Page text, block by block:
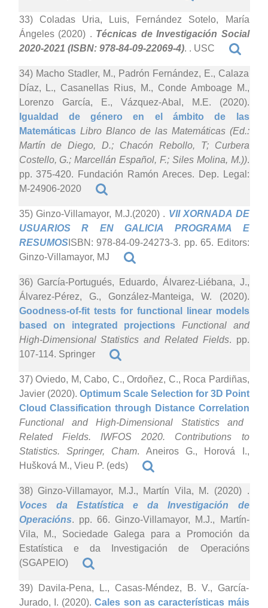
33) Coladas Uria, Luis, Fernández Sotelo, María
Ángeles (2020) . Técnicas de Investigación Social
2020-2021 (ISBN: 978-84-09-22069-4). . USC
34) Macho Stadler, M., Padrón Fernández, E., Calaza
Díaz, L., Casanellas Rius, M., Conde Amboage M.,
Lorenzo García, E., Vázquez-Abal, M.E. (2020).
Igualdad de género en el ámbito de las
MatemáticasLibro Blanco de las Matemáticas (Ed.:
Martín de Diego, D.; Chacón Rebollo, T; Curbera
Costello, G.; Marcellán Español, F.; Siles Molina, M.)).
pp. 375-420. Fundación Ramón Areces. Dep. Legal:
M-24906-2020
35) Ginzo-Villamayor, M.J.(2020) . VII XORNADA DE
USUARIOS R EN GALICIA PROGRAMA E
RESUMOSISBN: 978-84-09-24273-3. pp. 65. Editors:
Ginzo-Villamayor, MJ
36) García-Portugués, Eduardo, Álvarez-Liébana, J.,
Álvarez-Pérez, G., González-Manteiga, W. (2020).
Goodness-of-fit tests for functional linear models
based on integrated projections Functional and
High-Dimensional Statistics and Related Fields. pp.
107-114. Springer
37) Oviedo, M, Cabo, C., Ordoñez, C., Roca Pardiñas,
Javier (2020). Optimum Scale Selection for 3D Point
Cloud Classification through Distance Correlation
Functional and High-Dimensional Statistics and
Related Fields. IWFOS 2020. Contributions to
Statistics. Springer, Cham. Aneiros G., Horová I.,
Hušková M., Vieu P. (eds)
38) Ginzo-Villamayor, M.J., Martín Vila, M. (2020) .
Voces da Estatística e da Investigación de
Operacións. pp. 66. Ginzo-Villamayor, M.J., Martín-
Vila, M., Sociedade Galega para a Promoción da
Estatística e da Investigación de Operacións
(SGAPEIO)
39) Davila-Pena, L., Casas-Méndez, B. V., García-
Jurado, I. (2020).Cales son as características máis